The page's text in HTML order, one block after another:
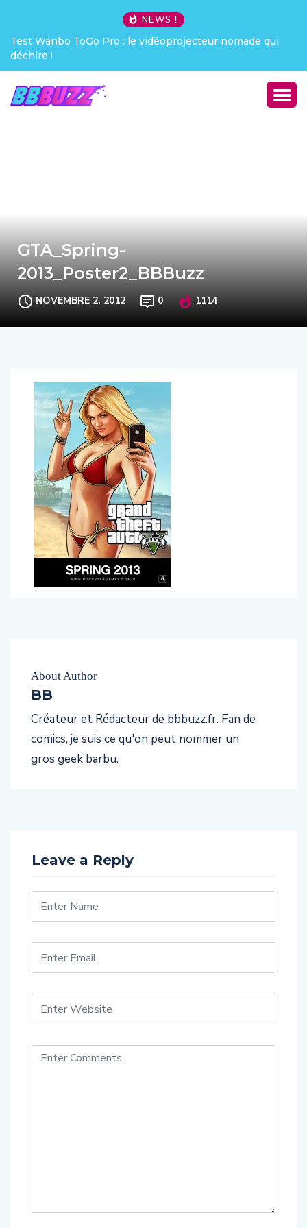
NEWS !
Test Wanbo ToGo Pro : le vidéoprojecteur nomade qui
déchire !
GTA_Spring-
2013_Poster2_BBBuzz
NOVEMBRE 2, 2012 0 1114
About Author
BB
Créateur et Rédacteur de bbbuzz.fr. Fan de
comics, je suis ce qu'on peut nommer un
gros geek barbu.
Leave a Reply